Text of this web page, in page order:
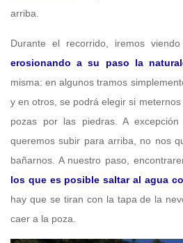
arriba.
Durante el recorrido, iremos
erosionando a su paso la
misma: en algunos tramos
y en otros, se podrá elegir si
pozas por las piedras. A
queremos subir para arriba, no nos
bañarnos. A nuestro paso,
los que es posible saltar al agua
hay que se tiran con la tapa de la
caer a la poza.